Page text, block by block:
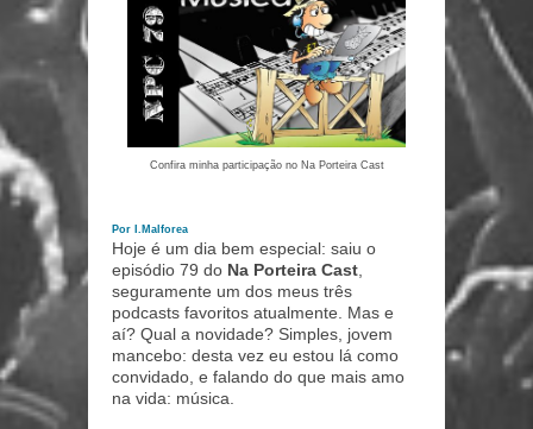
Confira minha participação no Na Porteira Cast
Por I.Malforea
Hoje é um dia bem especial: saiu o
episódio 79 do Na Porteira Cast
seguramente um dos meus três
podcasts favoritos atualmente. Mas e
aí? Qual a novidade? Simples, jovem
mancebo: desta vez eu estou lá como
convidado, e falando do que mais amo
na vida: música.